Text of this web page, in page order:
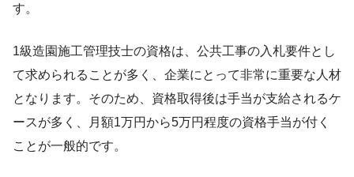
す。
1級造園施工管理技士の資格は、公共工事の入札要件とし
て求められることが多く、企業にとって非常に重要な人材
となります。そのため、資格取得後は手当が支給されるケ
ースが多く、月額1万円から5万円程度の資格手当が付く
ことが一般的です。